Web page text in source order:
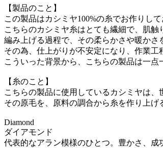
【製品のこと】
この製品はカシミヤ100%の糸でお作りして
こちらのカシミヤ糸はとても繊細で、肌触
編み上げる過程で、その柔らかさや暖かさ
その為、仕上がりが不安定になり、作業工
こういった背景から、こちらの製品は一
【糸のこと】
こちらの製品に使用しているカシミヤは、
その原毛を、原料の調合から糸を作り上げ
Diamond
ダイアモンド
代表的なアラン模様のひとつ。豊かさ、成